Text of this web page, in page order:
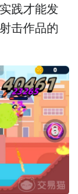
践才能发
击作品的